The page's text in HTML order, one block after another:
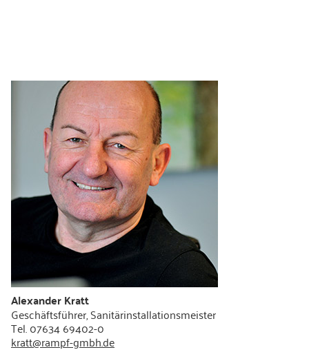
Alexander Kratt
Geschäftsführer, Sanitärinstallationsmeister
Tel. 07634 69402-0
kratt@rampf-gmbh.de